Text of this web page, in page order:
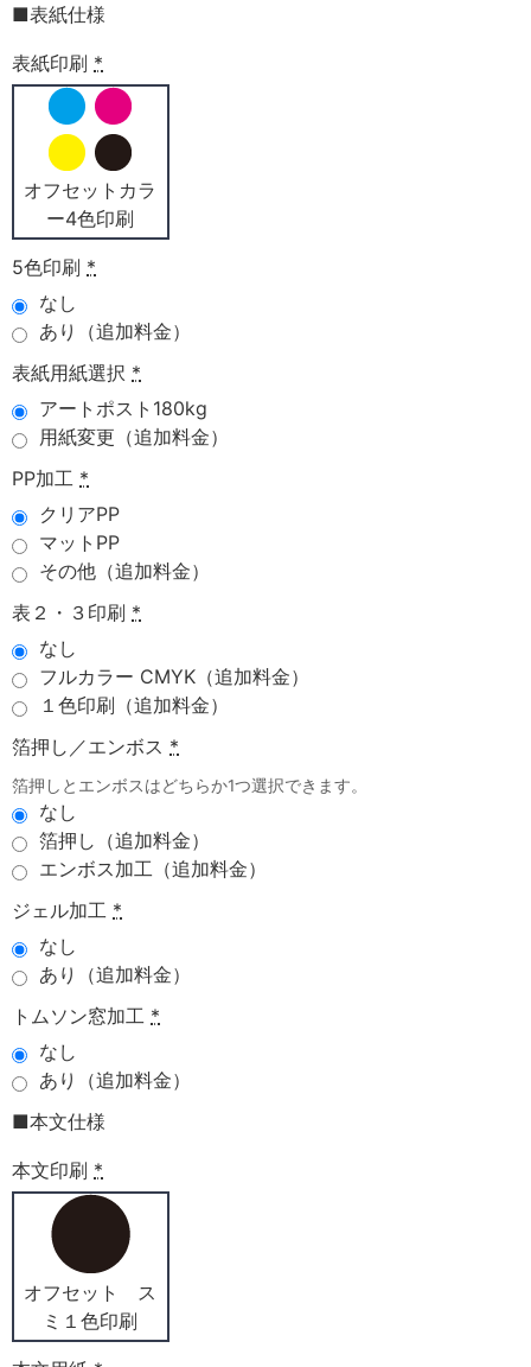
■表紙仕様
表紙印刷 *
オフセットカラ
ー4色印刷
5色印刷 *
なし
あり（追加料金）
表紙用紙選択 *
アートポスト180kg
用紙変更（追加料金）
PP加工 *
クリアPP
マットPP
その他（追加料金）
表２・３印刷 *
なし
フルカラー CMYK（追加料金）
１色印刷（追加料金）
箔押し／エンボス *
箔押しとエンボスはどちらか1つ選択できます。
なし
箔押し（追加料金）
エンボス加工（追加料金）
ジェル加工 *
なし
あり（追加料金）
トムソン窓加工 *
なし
あり（追加料金）
■本文仕様
本文印刷 *
オフセット ス
ミ１色印刷